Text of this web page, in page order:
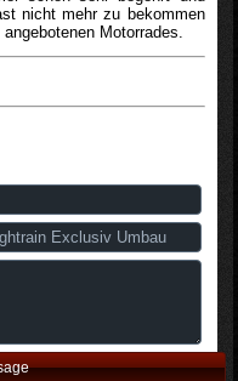
nicht mehr zu bekommen
Motorrades.